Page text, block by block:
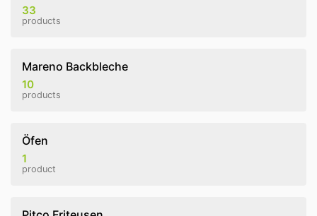
33
products
Mareno Backbleche
10
products
Öfen
1
product